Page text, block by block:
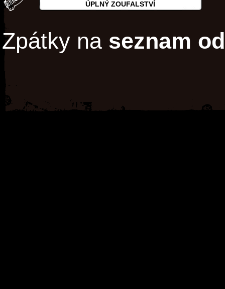
ÚPLNÝ ZOUFALSTVÍ
Zpátky na seznam